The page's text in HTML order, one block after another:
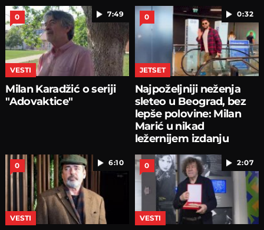
7:49
0
VESTI
Milan Karadžić o seriji
"Adovaktice"
0:32
0
JETSET
Najpoželjniji neženja
sleteo u Beograd, bez
lepše polovine: Milan
Marić u nikad
ležernijem izdanju
6:10
0
VESTI
2:07
0
VESTI